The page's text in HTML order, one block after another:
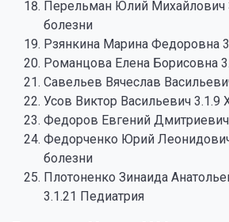
Перельман Юлий Михайлович
болезни
Рзянкина Марина Федоровна
Романцова Елена Борисовна
Савельев Вячеслав
Усов Виктор Васильевич 3.1.9
Федоров Евгений Дмитриевич
Федорченко Юрий
болезни
Плотоненко Зинаида
3.1.21 Педиатрия